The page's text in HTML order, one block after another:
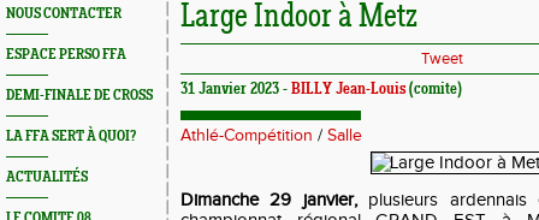
NOUS CONTACTER
ESPACE PERSO FFA
DEMI-FINALE DE CROSS
LA FFA SERT À QUOI?
ACTUALITÉS
Large Indoor à Metz
Tweet
31 Janvier 2023 - BILLY Jean-Louis(comite)
Athlé-Compétition / Salle
Dimanche 29 janvier,plusieurs ardennais